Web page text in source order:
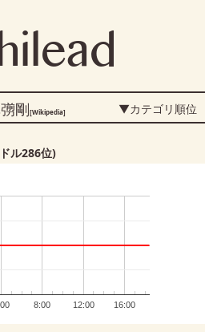
剛[Wikipedia] ▼カテゴリ順位
ル286位)
8:00 12:00 16:00